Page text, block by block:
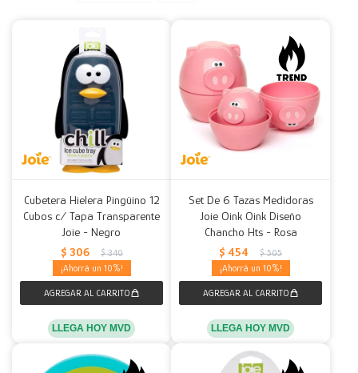
Cubetera Hielera Pingüino 12
Cubos c/ Tapa Transparente
Joie - Negro
$ 306 $ 340
10
LLEGA HOY MVD
Set De 6 Tazas Medidoras
Joie Oink Oink Diseño
Chancho Hts - Rosa
$ 454 $ 505
10
LLEGA HOY MVD
Fundas
Accesorios para el hogar
Herramientas
Muebles Infantiles